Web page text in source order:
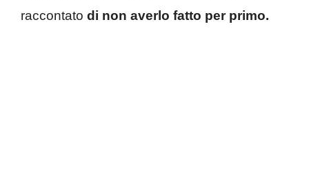
raccontato di non averlo fatto per primo.